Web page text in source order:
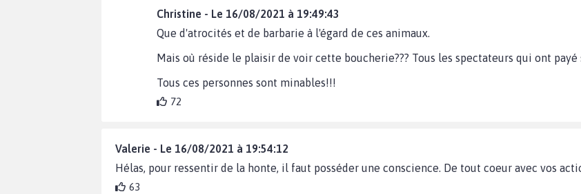
Christine - Le 16/08/2021 à 19:49:43
Que d'atrocités et de barbarie à l'égard de ces animaux.
Mais où réside le plaisir de voir cette boucherie??? Tous les spectateurs qui ont
Tous ces personnes sont minables!!!
72
Valerie - Le 16/08/2021 à 19:54:12
Hélas, pour ressentir de la honte, il faut posséder une conscience. De tout coeur avec vos
63